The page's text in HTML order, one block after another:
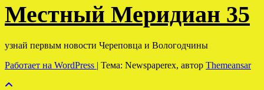
Местный Меридиан 35
узнай первым новости Череповца и Вологодчины
Работает на WordPress | Тема: Newspaperex, автор Themeansar